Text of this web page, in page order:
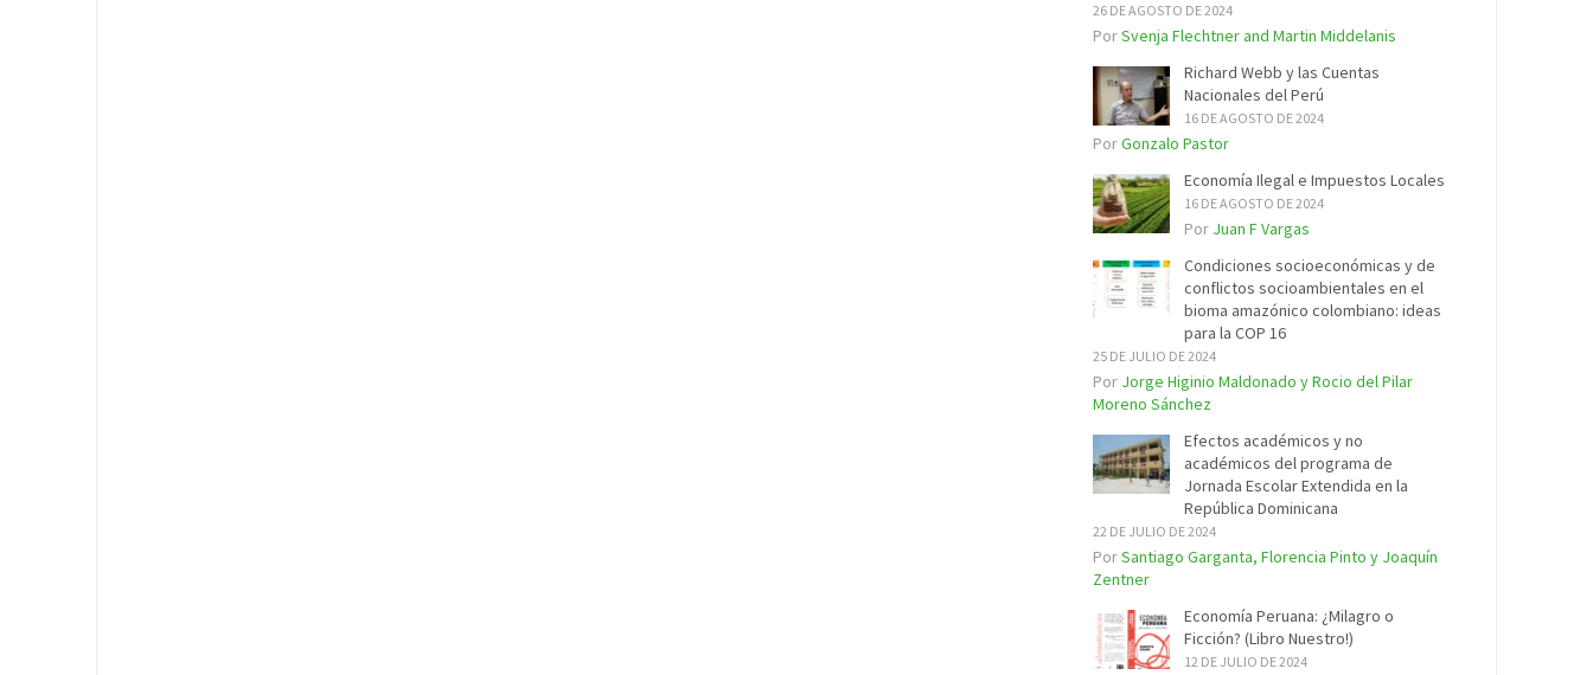
26 DE AGOSTO DE 2024
PorSvenja Flechtner and Martin Middelanis
Richard Webb y las Cuentas
Nacionales del Perú
16 DE AGOSTO DE 2024
PorGonzalo Pastor
Economía Ilegal e Impuestos Locales
16 DE AGOSTO DE 2024
Por Juan F Vargas
Condiciones socioeconómicas y de
conflictos socioambientales en el
bioma amazónico colombiano: ideas
para la COP 16
25 DE JULIO DE 2024
Por Jorge Higinio Maldonado y Rocio del Pilar
Moreno Sánchez
Efectos académicos y no
académicos del programa de
Jornada Escolar Extendida en la
República Dominicana
22 DE JULIO DE 2024
PorSantiago Garganta, Florencia Pinto y Joaquín
Zentner
Economía Peruana: ¿Milagro o
Ficción? (Libro Nuestro!)
12 DE JULIO DE 2024